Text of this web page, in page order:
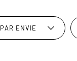
PAR ENVIE